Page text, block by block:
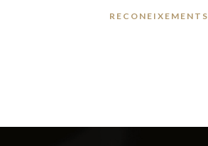
RECONEIXEMENTS